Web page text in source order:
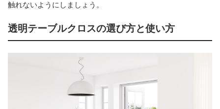
触れないようにしましょう。
透明テーブルクロスの選び方と使い方